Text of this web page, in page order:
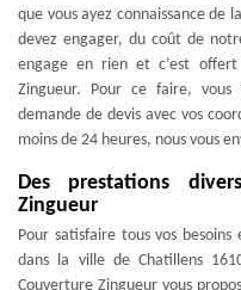
que vous ayez connaissance de
devez engager, du coût de
engage en rien et c’est
Zingueur. Pour ce faire, vous
demande de devis avec vos
moins de 24 heures, nous vous
Des prestations
Zingueur
Pour satisfaire tous vos
dans la ville de Chatillens
Couverture Zingueur vous